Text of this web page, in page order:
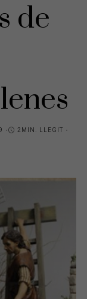
de
2MIN. LLEGIT